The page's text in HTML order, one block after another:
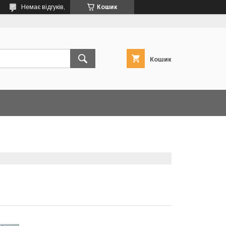
Кошик
Немає відгуків,
Кошик